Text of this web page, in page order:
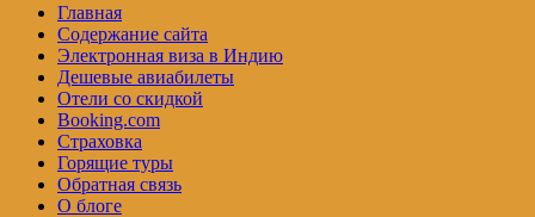
Главная
Содержание сайта
Электронная виза в Индию
Дешевые авиабилеты
Отели со скидкой
Booking.com
Страховка
Горящие туры
Обратная связь
О блоге